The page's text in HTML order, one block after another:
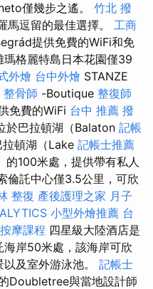
僅幾步之遙。 竹北 撥
馬逗留的最佳選擇。 工商
提供免費的WiFi和免
格麗特島日本花園僅39
外燴 台中外燴 STANZE
整骨師 -Boutique 整復師
免費的WiFi 台中 推薦 撥
於巴拉頓湖（Balaton 記帳
頓湖（Lake 記帳士推薦
的100米處，提供帶有私人
倫託中心僅3.5公里，可欣
整復 產後護理之家 月子
小型外燴推薦 台
摩課程 四星級大陸酒店是
海岸50米處，該海岸可欣
及室外游泳池。 記帳士
Doubletree與當地設計師